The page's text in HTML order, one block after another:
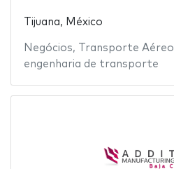
Tijuana, México
Negócios, Transporte Aéreo
engenharia de transporte